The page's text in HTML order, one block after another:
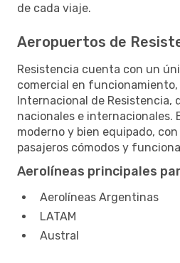
de cada viaje.
Aeropuertos de
Resistencia cuenta con un
comercial en
Internacional de Resistencia,
nacionales e internacionales.
moderno y bien equipado,
pasajeros cómodos y
Aerolíneas principales
Aerolíneas Argentinas
LATAM
Austral